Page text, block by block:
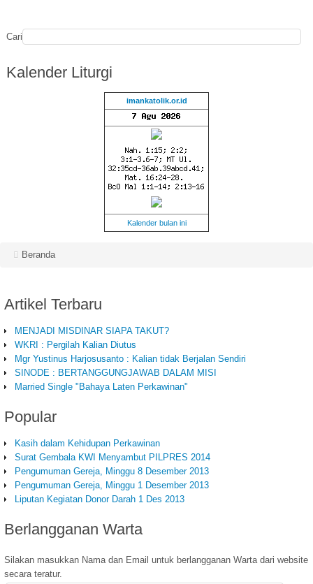
Cari
Kalender Liturgi
imankatolik.or.id
Kalender bulan ini
Beranda
Artikel Terbaru
MENJADI MISDINAR SIAPA TAKUT?
WKRI : Pergilah Kalian Diutus
Mgr Yustinus Harjosusanto : Kalian tidak Berjalan Sendiri
SINODE : BERTANGGUNGJAWAB DALAM MISI
Married Single "Bahaya Laten Perkawinan"
Popular
Kasih dalam Kehidupan Perkawinan
Surat Gembala KWI Menyambut PILPRES 2014
Pengumuman Gereja, Minggu 8 Desember 2013
Pengumuman Gereja, Minggu 1 Desember 2013
Liputan Kegiatan Donor Darah 1 Des 2013
Berlangganan Warta
Silakan masukkan Nama dan Email untuk berlangganan Warta dari website
secara teratur.